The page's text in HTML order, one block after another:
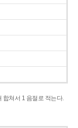
합쳐서 1 음절로 적는다.